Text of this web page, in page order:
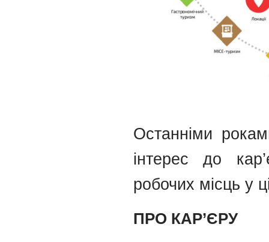
Останніми
інтерес до
робочих місць у
ПРО КАР’ЄРУ